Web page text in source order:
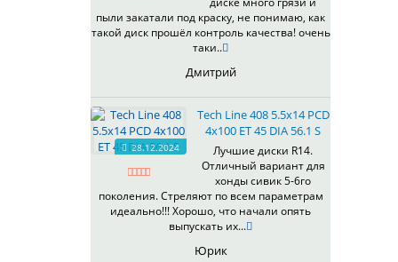
540
541
545
546
547
548
573
574
575
пыли закатали под краску, не понимаю, как
такой диск прошёл контроль качества! очень
таки..
Дмитрий
28.12.2024
Tech Line 408 5.5x14 PCD
4x100 ET 45 DIA 56.1 S
Лучшие диски R14.
Отличный вариант для
хонды сивик 5-6го
поколения. Стреляют по всем параметрам
идеально!!! Хорошо, что начали опять
выпускать их...
Юрик